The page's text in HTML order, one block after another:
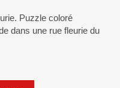
Puzzle coloré
dans une rue fleurie du